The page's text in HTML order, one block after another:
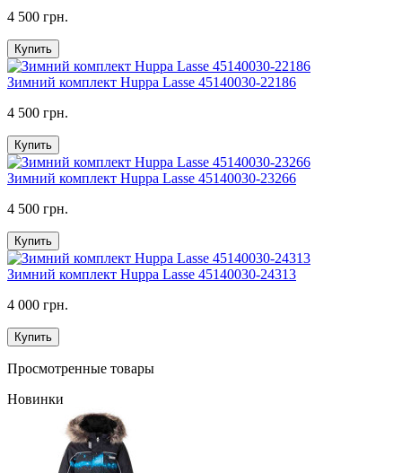
4 500 грн.
Купить
Зимний комплект Huppa Lasse 45140030-22186
4 500 грн.
Купить
Зимний комплект Huppa Lasse 45140030-23266
4 500 грн.
Купить
Зимний комплект Huppa Lasse 45140030-24313
4 000 грн.
Купить
Просмотренные товары
Новинки